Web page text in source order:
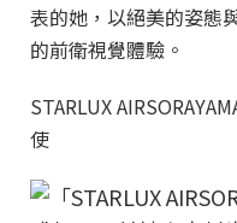
表的她，以絕美的姿態
的前衛視覺體驗。
STARLUX
使